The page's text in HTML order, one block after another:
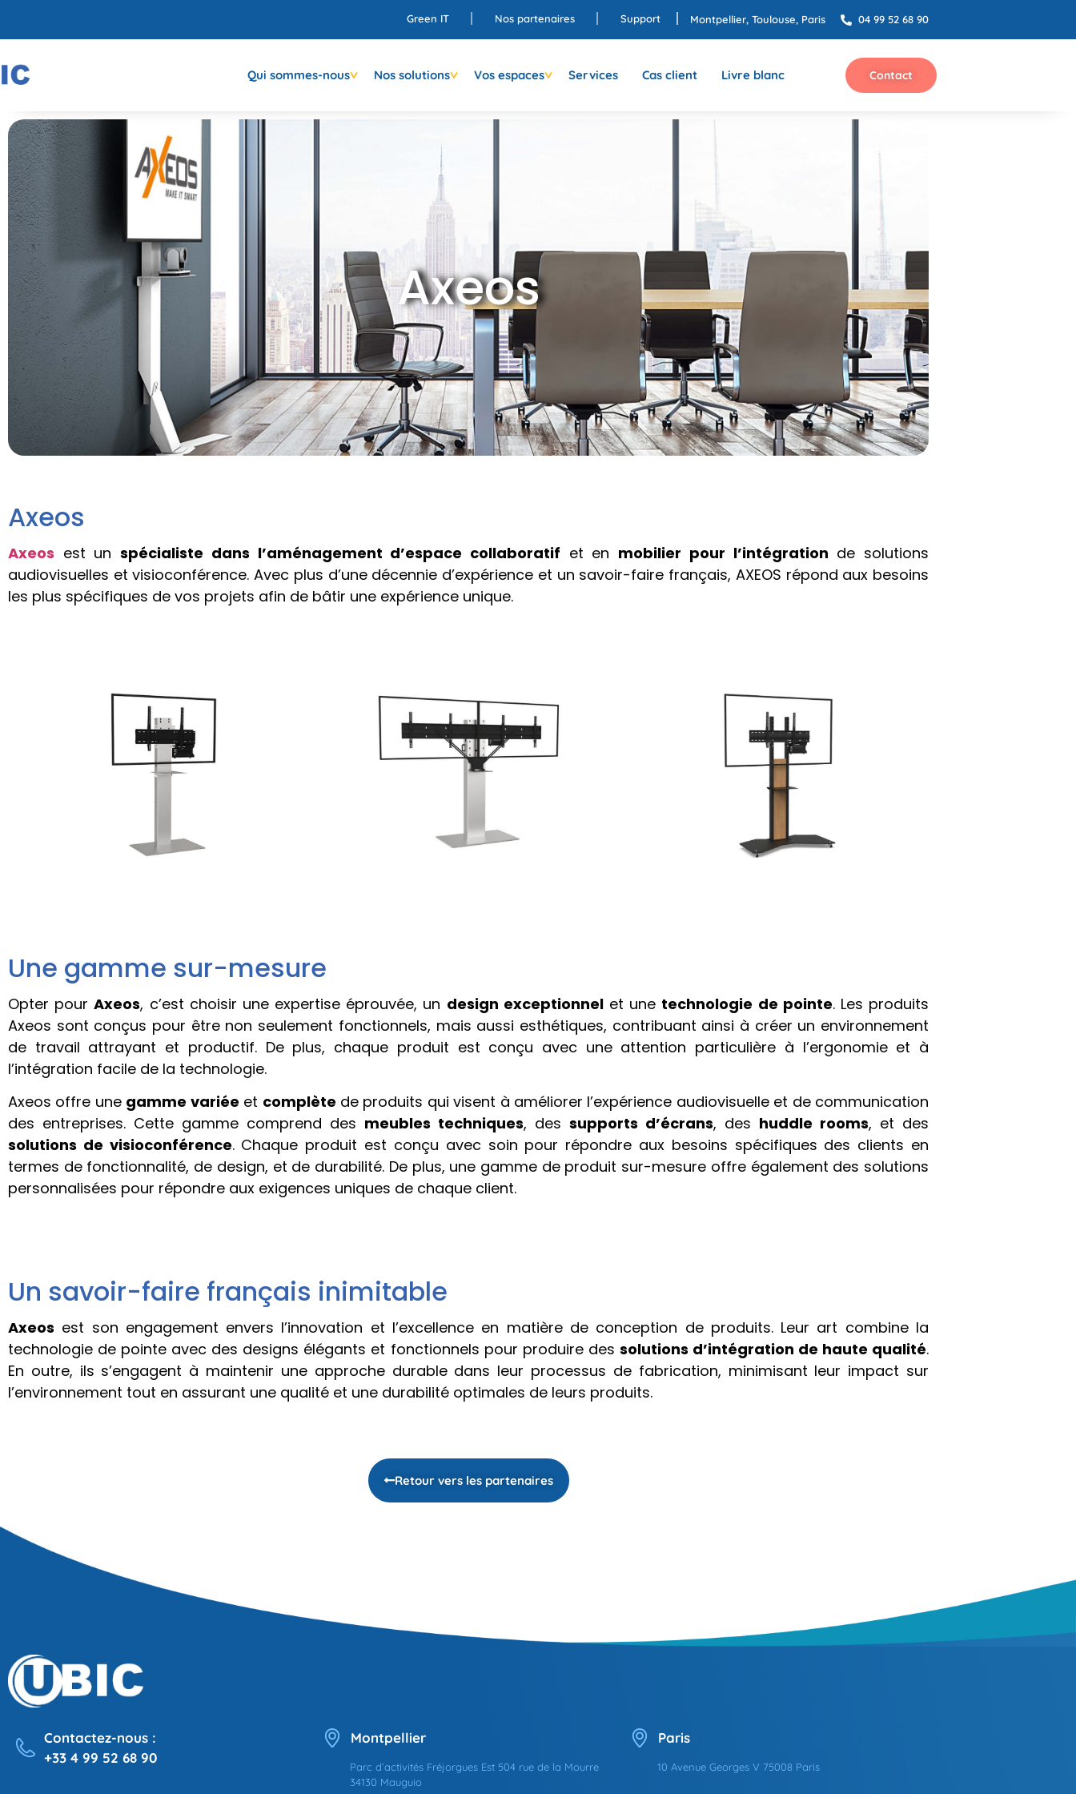
Green IT Nos partenaires Support Montpellier, Toulouse, Paris 04 99 52 68 90
Qui sommes-nous Nos solutions Vos espaces Services Cas client Livre blanc Contact
Axeos
Axeos
Axeos est unspécialiste dans l’aménagement d’espace collaboratif et en mobilier pour l’intégration de solutions
audiovisuelles et visioconférence. Avec plus d’une décennie d’expérience et un savoir-faire français, AXEOS répond aux besoins
les plus spécifiques de vos projets afin de bâtir une expérience unique.
Une gamme sur-mesure
Opter pourAxeos, c’est choisir une expertise éprouvée, un design exceptionnelet une technologie de pointe. Les produits
Axeos sont conçus pour être non seulement fonctionnels, mais aussi esthétiques, contribuant ainsi à créer un environnement
de travail attrayant et productif. De plus, chaque produit est conçu avec une attention particulière à l’ergonomie et à
l’intégration facile de la technologie.
Axeos offre une gamme variée et complète de produits qui visent à améliorer l’expérience audiovisuelle et de communication
des entreprises. Cette gamme comprend des meubles techniques, des supports d’écrans, des huddle rooms, et des
solutions de visioconférence. Chaque produit est conçu avec soin pour répondre aux besoins spécifiques des clients en
termes de fonctionnalité, de design, et de durabilité. De plus, une gamme de produit sur-mesure offre également des solutions
personnalisées pour répondre aux exigences uniques de chaque client.
Un savoir-faire français inimitable
Axeos est son engagement envers l’innovation et l’excellence en matière de conception de produits. Leur art combine la
technologie de pointe avec des designs élégants et fonctionnels pour produire des solutions d’intégration de haute qualité.
En outre, ils s’engagent à maintenir une approche durable dans leur processus de fabrication, minimisant leur impact sur
l’environnement tout en assurant une qualité et une durabilité optimales de leurs produits.
Retour vers les partenaires
Contactez-nous :
+33 4 99 52 68 90
Montpellier
Parc d’activités Fréjorgues Est 504 rue de la Mourre
34130 Mauguio
Paris
10 Avenue Georges V 75008 Paris